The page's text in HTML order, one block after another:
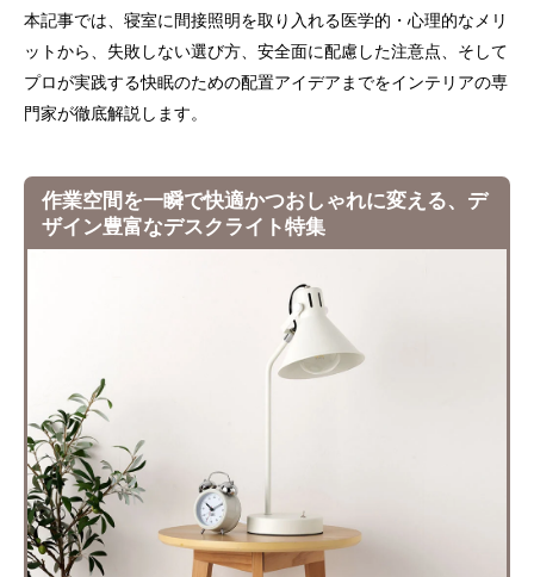
本記事では、寝室に間接照明を取り入れる医学的・心理的なメリ
ットから、失敗しない選び方、安全面に配慮した注意点、そして
プロが実践する快眠のための配置アイデアまでをインテリアの専
門家が徹底解説します。
作業空間を一瞬で快適かつおしゃれに変える、デ
ザイン豊富なデスクライト特集